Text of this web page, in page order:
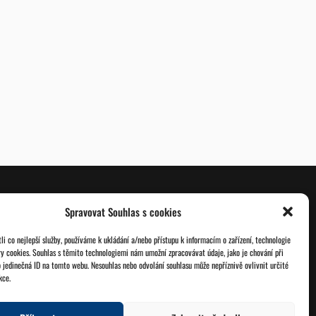
Spravovat Souhlas s cookies
co nejlepší služby, používáme k ukládání a/nebo přístupu k informacím o zařízení, technologie
cookies. Souhlas s těmito technologiemi nám umožní zpracovávat údaje, jako je chování při
jedinečná ID na tomto webu. Nesouhlas nebo odvolání souhlasu může nepříznivě ovlivnit určité
O nás
Jednoty ČSOL
Databáze legionářů
Pro členy